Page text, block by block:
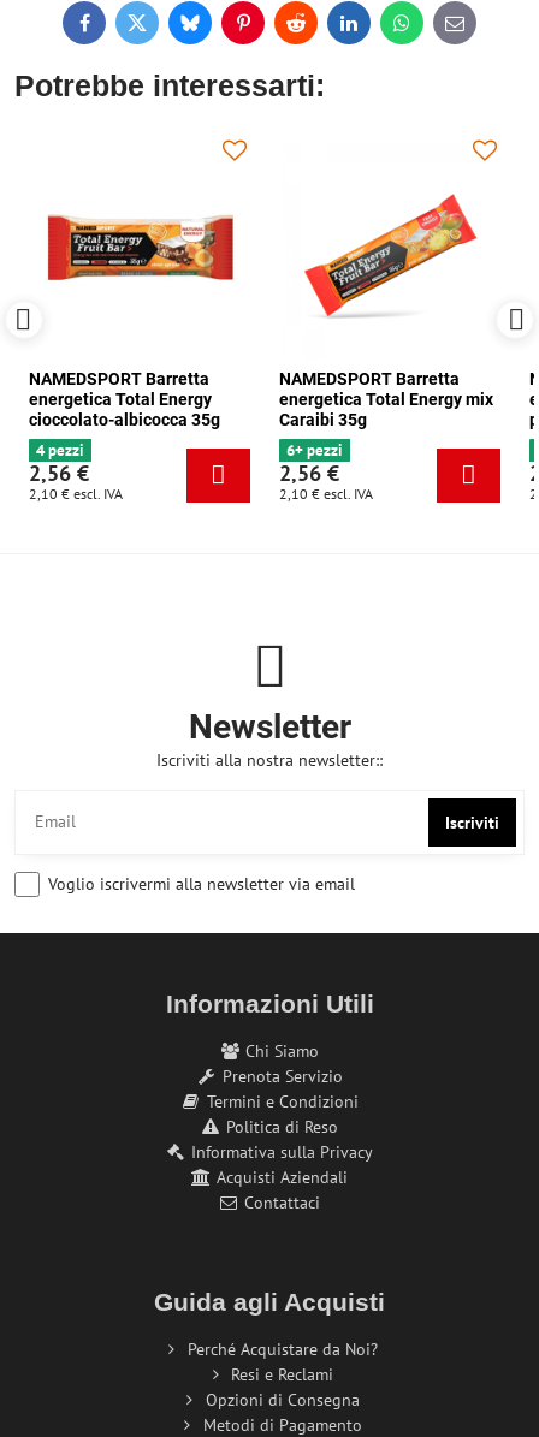
FacebookTwitterBlueskyPinterestReddit LinkedInWhatsApp
E-
mail
Potrebbe interessarti:
NAMEDSPORT Barretta
energetica Total Energy
cioccolato-albicocca 35g
4 pezzi
2,56 €
2,10 € escl. IVA
NAMEDSPORT Barretta
energetica Total Energy mix
Caraibi 35g
6+ pezzi
2,56 €
2,10 € escl. IVA
Newsletter
Iscriviti alla nostra newsletter::
Iscriviti
Voglio iscrivermi alla newsletter via email
Informazioni Utili
Chi Siamo
Prenota Servizio
Termini e Condizioni
Politica di Reso
Informativa sulla Privacy
Acquisti Aziendali
Contattaci
Guida agli Acquisti
Perché Acquistare da Noi?
Resi e Reclami
Opzioni di Consegna
Metodi di Pagamento